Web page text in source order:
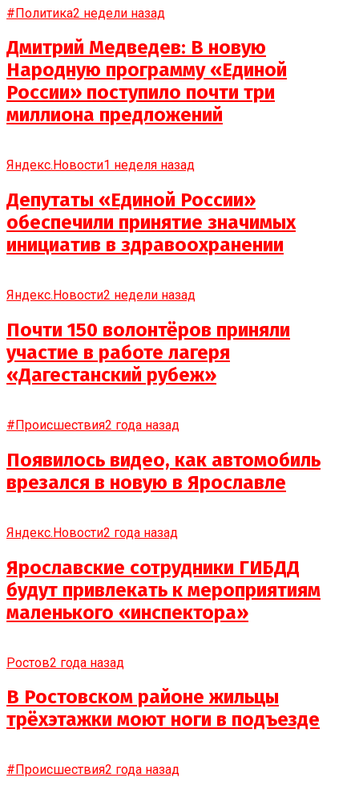
#Политика2 недели назад
Дмитрий Медведев: В новую
Народную программу «Единой
России» поступило почти три
миллиона предложений
Яндекс.Новости1 неделя назад
Депутаты «Единой России»
обеспечили принятие значимых
инициатив в здравоохранении
Яндекс.Новости2 недели назад
Почти 150 волонтёров приняли
участие в работе лагеря
«Дагестанский рубеж»
#Происшествия2 года назад
Появилось видео, как автомобиль
врезался в новую в Ярославле
Яндекс.Новости2 года назад
Ярославские сотрудники ГИБДД
будут привлекать к мероприятиям
маленького «инспектора»
Ростов2 года назад
В Ростовском районе жильцы
трёхэтажки моют ноги в подъезде
#Происшествия2 года назад